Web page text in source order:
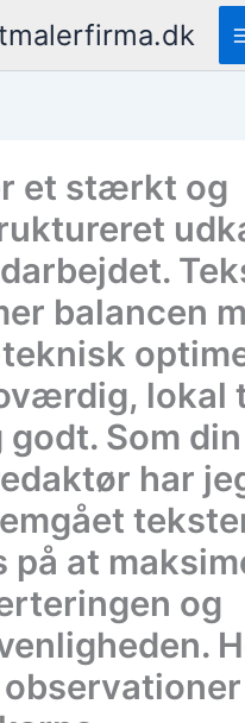
et stærkt og
balancen
lokal
Som din
har
på at
og